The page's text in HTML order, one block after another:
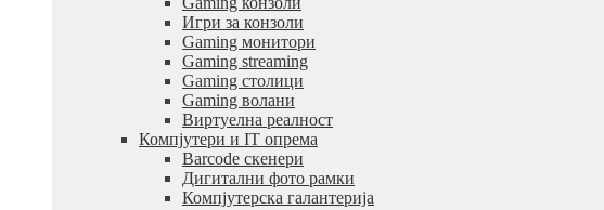
Игри за конзоли
Gaming монитори
Gaming streaming
Gaming столици
Gaming волани
Виртуелна реалност
Компјутери и IT опрема
Barcode скенери
Дигитални фото рамки
Компјутерска галантерија